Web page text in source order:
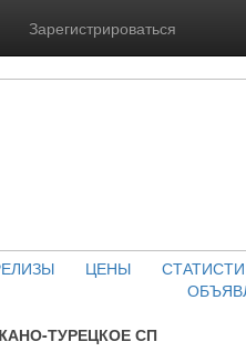
Зарегистрироваться
ЦЕНЫ
ТУРЕЦКОЕ СП